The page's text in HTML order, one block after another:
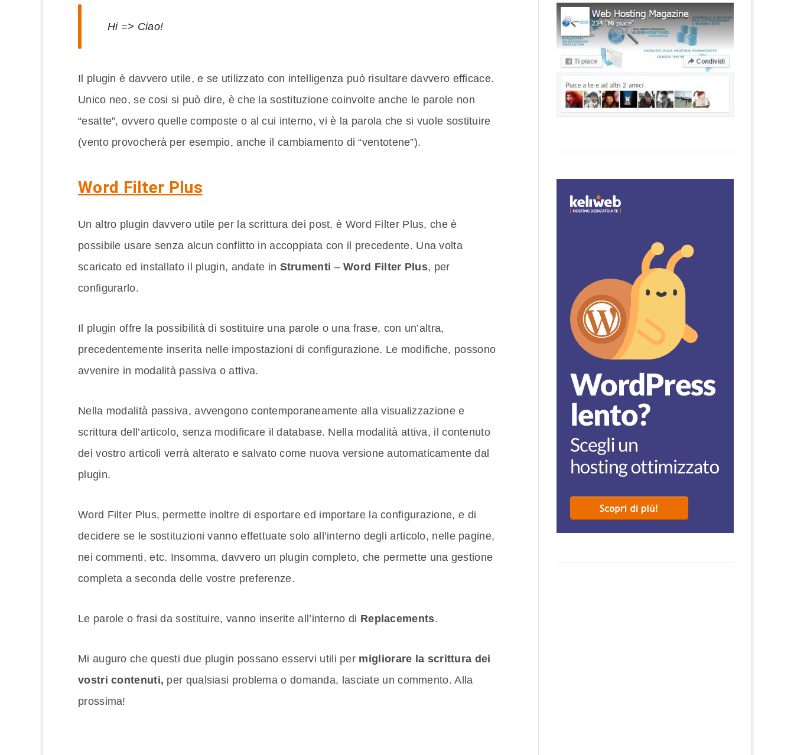
Hi => Ciao!
Il plugin è davvero utile, e se utilizzato con intelligenza può risultare davvero efficace.
Unico neo, se cosi si può dire, è che la sostituzione coinvolte anche le parole non
“esatte”, ovvero quelle composte o al cui interno, vi è la parola che si vuole sostituire
(vento provocherà per esempio, anche il cambiamento di “ventotene”).
Word Filter Plus
Un altro plugin davvero utile per la scrittura dei post, è Word Filter Plus, che è
possibile usare senza alcun conflitto in accoppiata con il precedente. Una volta
scaricato ed installato il plugin, andate in Strumenti –Word Filter Plus, per
configurarlo.
Il plugin offre la possibilità di sostituire una parole o una frase, con un’altra,
precedentemente inserita nelle impostazioni di configurazione. Le modifiche, possono
avvenire in modalità passiva o attiva.
Nella modalità passiva, avvengono contemporaneamente alla visualizzazione e
scrittura dell’articolo, senza modificare il database. Nella modalità attiva, il contenuto
dei vostro articoli verrà alterato e salvato come nuova versione automaticamente dal
plugin.
Word Filter Plus, permette inoltre di esportare ed importare la configurazione, e di
decidere se le sostituzioni vanno effettuate solo all’interno degli articolo, nelle pagine,
nei commenti, etc. Insomma, davvero un plugin completo, che permette una gestione
completa a seconda delle vostre preferenze.
Le parole o frasi da sostituire, vanno inserite all’interno di Replacements.
Mi auguro che questi due plugin possano esservi utili per migliorare la scrittura dei
vostri contenuti, per qualsiasi problema o domanda, lasciate un commento. Alla
prossima!